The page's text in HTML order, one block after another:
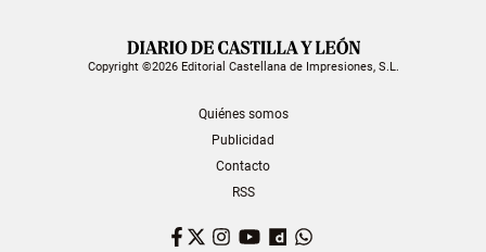
Copyright ©2026 Editorial Castellana de Impresiones, S.L.
Quiénes somos
Publicidad
Contacto
RSS
Facebook
TwitterInstagram
YouTubeDailymotion